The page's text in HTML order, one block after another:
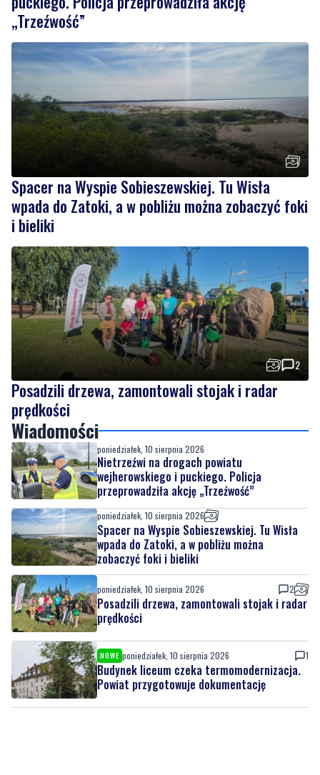
„Trzeźwość”
Spacer na Wyspie Sobieszewskiej. Tu Wisła
wpada do Zatoki, a w pobliżu można zobaczyć foki
i bieliki
2
Posadzili drzewa, zamontowali stojak i radar
prędkości
Wiadomości
poniedziałek, 10 sierpnia 2026
Nietrzeźwi na drogach powiatu
wejherowskiego i puckiego. Policja
przeprowadziła akcję „Trzeźwość”
poniedziałek, 10 sierpnia 2026
Spacer na Wyspie Sobieszewskiej. Tu Wisła
wpada do Zatoki, a w pobliżu można
zobaczyć foki i bieliki
poniedziałek, 10 sierpnia 2026 2
Posadzili drzewa, zamontowali stojak i radar
prędkości
NOWE poniedziałek, 10 sierpnia 2026 1
Budynek liceum czeka termomodernizacja.
Powiat przygotowuje dokumentację